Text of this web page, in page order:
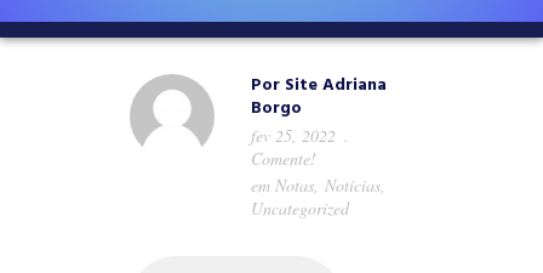
Por Site Adriana
Borgo
fev 25, 2022
Comente!
em Notas, Notícias,
Uncategorized